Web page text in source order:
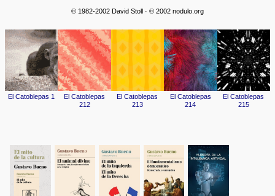
© 1982-2002 David Stoll · © 2002 nodulo.org